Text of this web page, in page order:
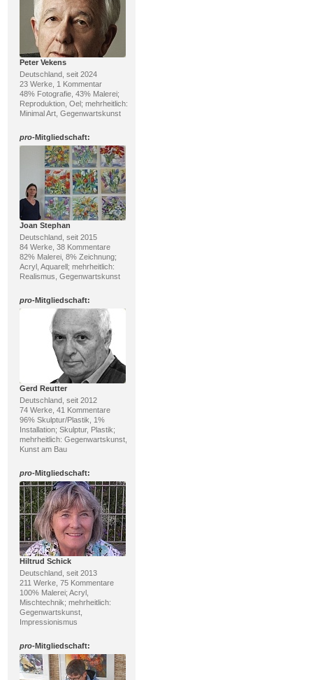
Peter Vekens
Deutschland, seit 2024
23 Werke, 1 Kommentar
48% Fotografie, 43% Malerei;
Reproduktion, Oel; mehrheitlich:
Minimal Art, Gegenwartskunst
pro-Mitgliedschaft:
Joan Stephan
Deutschland, seit 2015
84 Werke, 38 Kommentare
82% Malerei, 8% Zeichnung;
Acryl, Aquarell; mehrheitlich:
Realismus, Gegenwartskunst
pro-Mitgliedschaft:
Gerd Reutter
Deutschland, seit 2012
74 Werke, 41 Kommentare
96% Skulptur/Plastik, 1%
Installation; Skulptur, Plastik;
mehrheitlich: Gegenwartskunst,
Kunst am Bau
pro-Mitgliedschaft:
Hiltrud Schick
Deutschland, seit 2013
211 Werke, 75 Kommentare
100% Malerei; Acryl,
Mischtechnik; mehrheitlich:
Gegenwartskunst,
Impressionismus
pro-Mitgliedschaft: